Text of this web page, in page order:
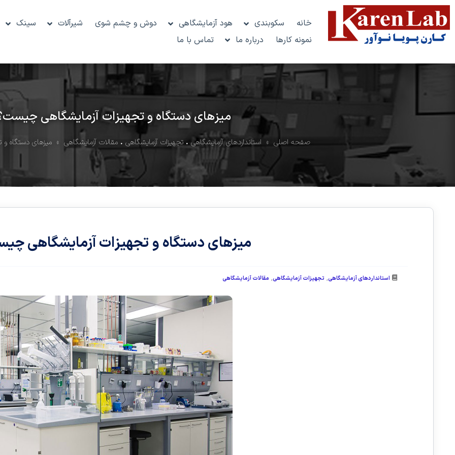
خانه سکوبندی هود آزمایشگاهی دوش و چشم شوی شیرآلات
سینک
نمونه کارها
درباره ما تماس با ما
میزهای دستگاه و تجهیزات آزمایشگاهی
صفحه اصلی » استانداردهای آزمایشگاهی•تجهیزات آزمایشگاهی •مقالات آزمایشگاهی » میزهای دستگاه
میزهای دستگاه و تجهیزات آزمایشگاهی
استانداردهای آزمایشگاهی, تجهیزات آزمایشگاهی, مقالات آزمایشگاهی